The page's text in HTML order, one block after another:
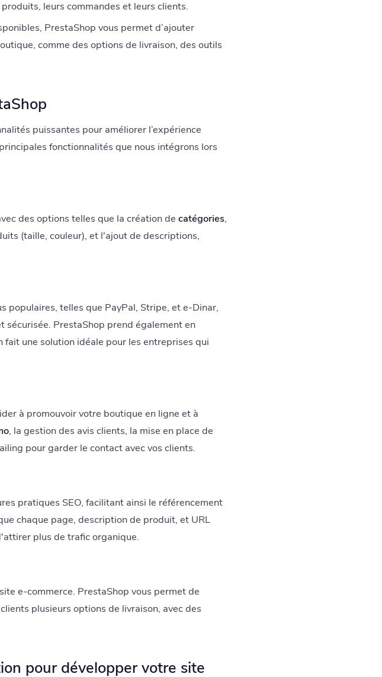
leurs commandes et leurs clients.
PrestaShop vous permet d’ajouter
comme des options de livraison, des outils
puissantes pour améliorer l’expérience
fonctionnalités que nous intégrons lors
des options telles que la création de catégories,
(taille, couleur), et l'ajout de descriptions,
populaires, telles que PayPal, Stripe, et e-Dinar,
PrestaShop prend également en
une solution idéale pour les entreprises qui
à promouvoir votre boutique en ligne et à
, la gestion des avis clients, la mise en place de
pour garder le contact avec vos clients.
pratiques SEO, facilitant ainsi le référencement
chaque page, description de produit, et URL
plus de trafic organique.
e-commerce. PrestaShop vous permet de
plusieurs options de livraison, avec des
pour développer votre site